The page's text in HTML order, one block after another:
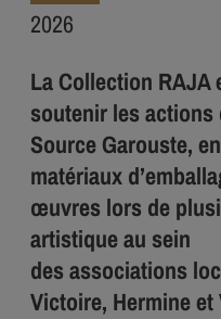
2026
La Collection RAJA
soutenir les actions
Source Garouste,
matériaux
œuvres lors de
artistique au sein
des associations
Victoire, Hermineet